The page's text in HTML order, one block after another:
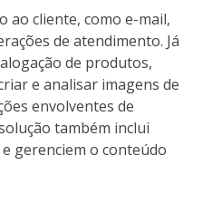
ao cliente, como e-mail,
de atendimento. Já
de produtos,
e analisar imagens de
envolventes de
também inclui
gerenciem o conteúdo